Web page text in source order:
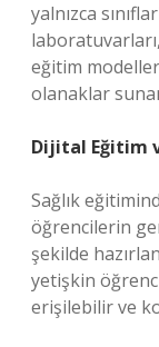
yalnızca
eğitim
olanaklar
Dijital Eğitim
Sağlık
öğrencilerin
şekilde
yetişkin
erişilebilir ve